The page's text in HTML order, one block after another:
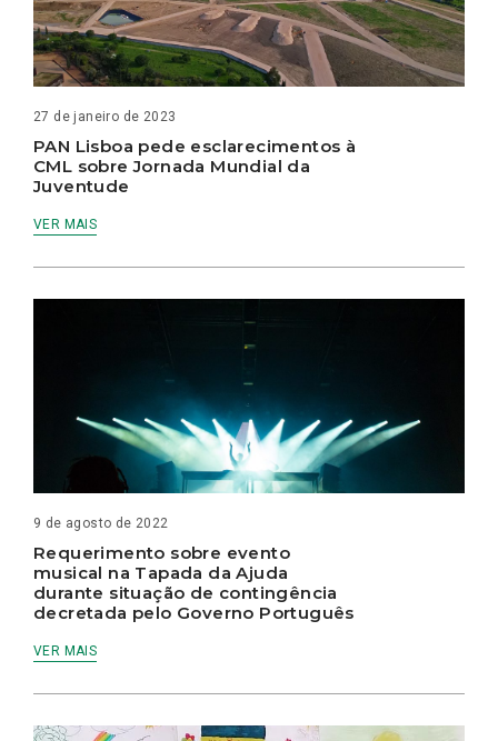
27 de janeiro de 2023
PAN Lisboa pede esclarecimentos à
CML sobre Jornada Mundial da
Juventude
VER MAIS
9 de agosto de 2022
Requerimento sobre evento
musical na Tapada da Ajuda
durante situação de contingência
decretada pelo Governo Português
VER MAIS